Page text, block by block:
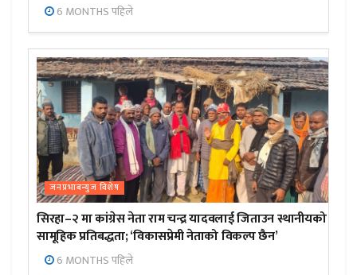
6 MONTHS पहिले
जनप्रभाबन्युज विशेष
सिरहा–२ मा कांग्रेस नेता राम चन्द्र यादवलाई जिताउन स्थानीयको
सामूहिक प्रतिबद्धता; ‘विकासप्रेमी नेताको विकल्प छैन’
6 MONTHS पहिले